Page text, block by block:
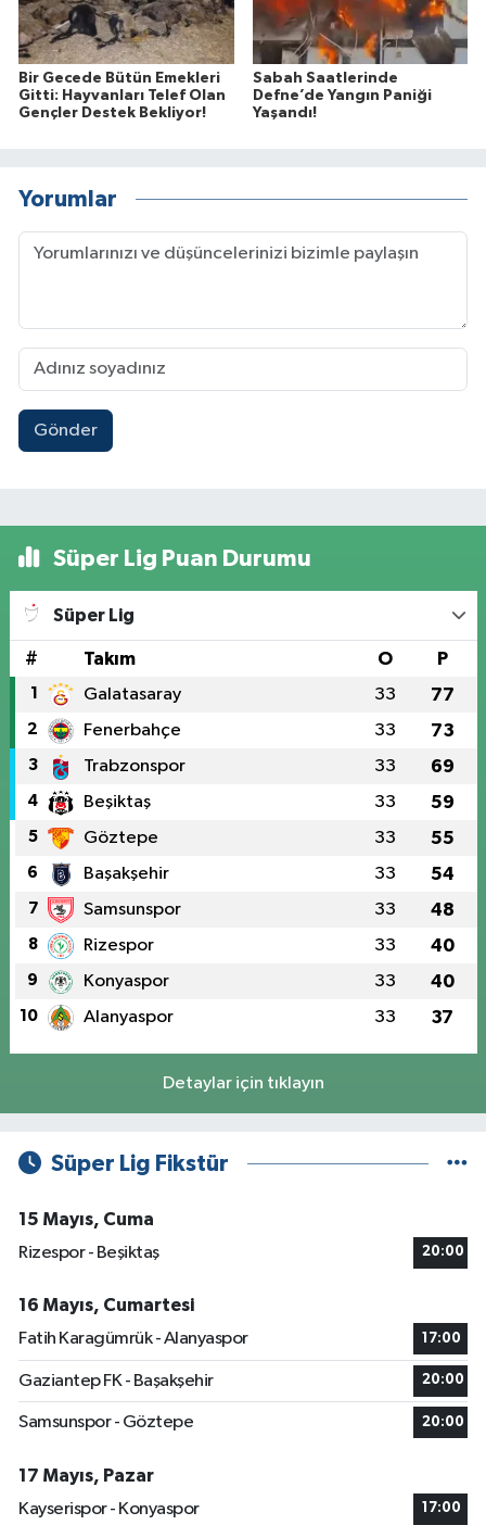
Bir Gecede Bütün Emekleri
Gitti: Hayvanları Telef Olan
Gençler Destek Bekliyor!
Sabah Saatlerinde
Defne’de Yangın Paniği
Yaşandı!
Yorumlar
Gönder
Süper Lig Puan Durumu
Süper Lig
# Takım O P
1 Galatasaray 33 77
2 Fenerbahçe 33 73
3 Trabzonspor 33 69
4 Beşiktaş 33 59
5 Göztepe 33 55
6 Başakşehir 33 54
7 Samsunspor 33 48
8 Rizespor 33 40
9 Konyaspor 33 40
10 Alanyaspor 33 37
Detaylar için tıklayın
Süper Lig Fikstür
15 Mayıs, Cuma
Rizespor - Beşiktaş
20:00
16 Mayıs, Cumartesi
Fatih Karagümrük - Alanyaspor
17:00
Gaziantep FK - Başakşehir 20:00
Samsunspor - Göztepe 20:00
17 Mayıs, Pazar
Kayserispor - Konyaspor
17:00